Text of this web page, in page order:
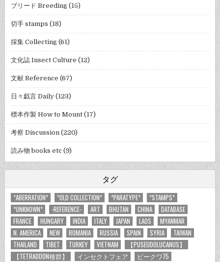
ブリード Breeding (15)
切手 stamps (18)
採集 Collecting (61)
文化誌 Insect Culture (12)
文献 Reference (67)
日々戯言 Daily (123)
標本作製 How to Mount (17)
考察 Discussion (220)
読み物 books etc (9)
タグ
*ABERRATION* *OLD COLLECTION* *PARATYPE*
*STAMPS*
*UNKNOWN*
-REFERENCE- ART BHUTAN CHINA
DATABASE
FRANCE
HUNGARY INDIA ITALY JAPAN LAOS
MYANMAR
N. AMERICA
NEW ROMANIA RUSSIA SPAIN SYRIA
TAIWAN
THAILAND
TIBET TURKEY VIETNAM
【PUSEUDOLUCANUS】
【TETRAODON種群】
インセクトフェア
ビークワ75